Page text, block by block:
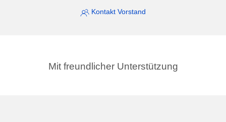
Kontakt Vorstand
Mit freundlicher Unterstützung